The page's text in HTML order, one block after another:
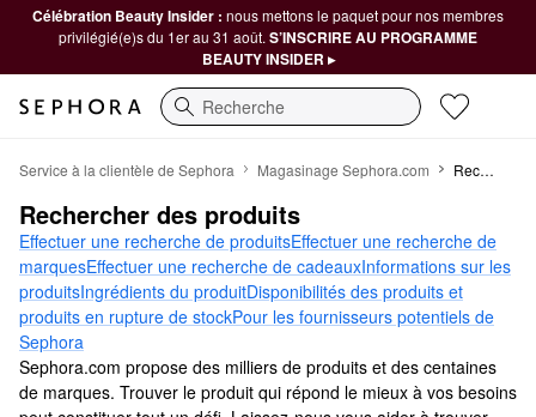
Célébration Beauty Insider : nous mettons le paquet pour nos membres
privilégié(e)s du 1er au 31 août. S’INSCRIRE AU PROGRAMME
BEAUTY INSIDER ▸
Recherche
Service à la clientèle de Sephora Magasinage Sephora.com Rechercher des produits
Rechercher des produits
Effectuer une recherche de produitsEffectuer une recherche de
marquesEffectuer une recherche de cadeauxInformations sur les
produitsIngrédients du produitDisponibilités des produits et
produits en rupture de stockPour les fournisseurs potentiels de
Sephora
Sephora.com propose des milliers de produits et des centaines
de marques. Trouver le produit qui répond le mieux à vos besoins